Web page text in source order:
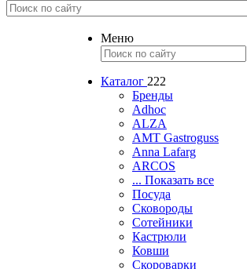
Меню
Каталог 222
Бренды
Adhoc
ALZA
AMT Gastroguss
Anna Lafarg
ARCOS
... Показать все
Посуда
Сковороды
Сотейники
Кастрюли
Ковши
Скороварки